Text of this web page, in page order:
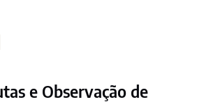
e Observação de